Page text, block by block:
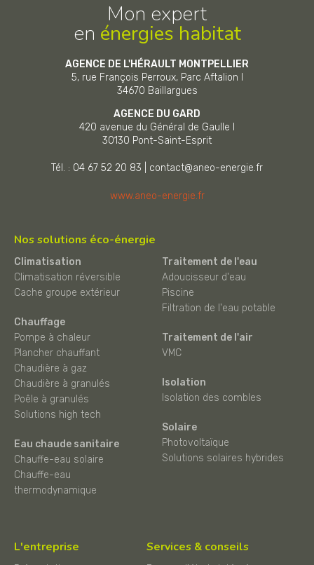
Mon expert
en énergies habitat
AGENCE DE L'HÉRAULT MONTPELLIER
5, rue François Perroux, Parc Aftalion I
34670 Baillargues
AGENCE DU GARD
420 avenue du Général de Gaulle I
30130 Pont-Saint-Esprit
Tél. : 04 67 52 20 83 contact@aneo-energie.fr
www.aneo-energie.fr
Nos solutions éco-énergie
Climatisation
Climatisation réversible
Cache groupe extérieur
Chauffage
Pompe à chaleur
Plancher chauffant
Chaudière à gaz
Chaudière à granulés
Poêle à granulés
Solutions high tech
Eau chaude sanitaire
Chauffe-eau solaire
Chauffe-eau
thermodynamique
Traitement de l'eau
Adoucisseur d'eau
Piscine
Filtration de l'eau potable
Traitement de l'air
VMC
Isolation
Isolation des combles
Solaire
Photovoltaïque
Solutions solaires hybrides
L'entreprise Services & conseils